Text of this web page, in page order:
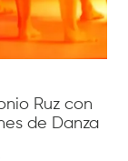
Ruz con
de Danza